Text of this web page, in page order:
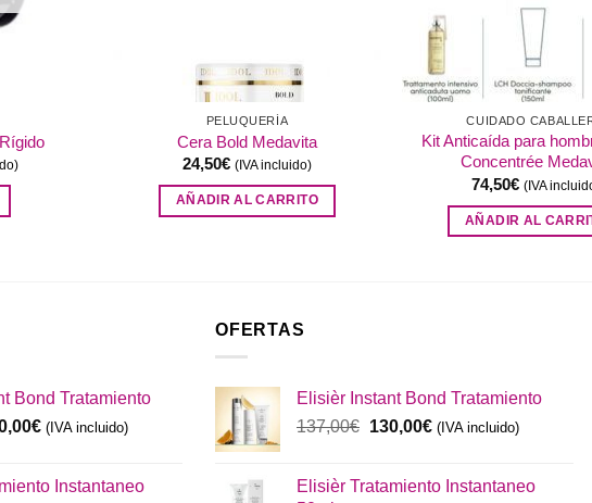
PELUQUERÍA
Cera Bold Medavita
24,50€ (IVA incluido)
AÑADIR AL CARRITO
CUIDADO
Kit Anticaída para
Concentrée
74,50€ (IVA
AÑADIR AL
Bond Tratamiento
€El
es:
(IVA incluido)
Instantaneo
OFERTAS
Elisièr Instant Bond Tratamiento
137,00€ El
era:
130,00€El
es:
(IVA incluido)
Elisièr Tratamiento Instantaneo